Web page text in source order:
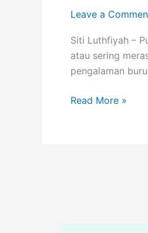
Leave a
Siti Luthfiyah –
atau sering
pengalaman
Read More »